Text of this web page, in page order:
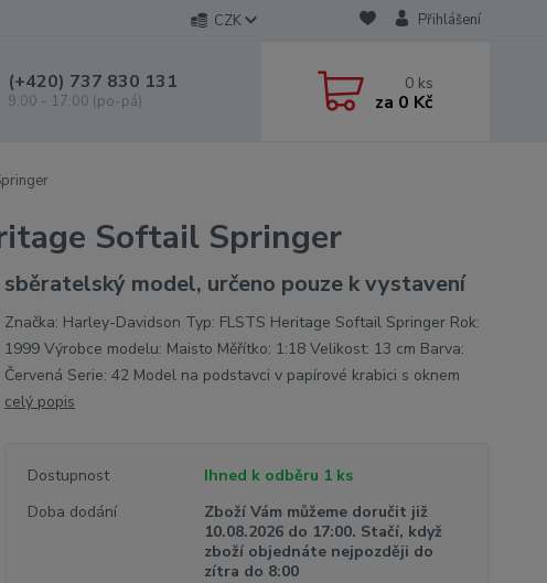
CZK Přihlášení
(+420) 737 830 131
9:00 - 17:00 (po-pá)
0 ks
za 0 Kč
Softail Springer
sběratelský model, určeno pouze k vystavení
Značka: Harley-Davidson Typ: FLSTS Heritage Softail Springer Rok:
1999 Výrobce modelu: Maisto Měřítko: 1:18 Velikost: 13 cm Barva:
Červená Serie: 42 Model na podstavci v papírové krabici s oknem
celý popis
Dostupnost
Ihned k odběru 1 ks
Doba dodání
Zboží Vám můžeme doručit již
10.08.2026 do 17:00. Stačí, když
zboží objednáte nejpozději do
zítra do 8:00